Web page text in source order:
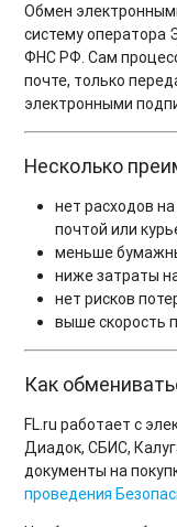
Обмен
систему оператора
ФНС РФ. Сам
почте, только
электронными
Несколько
нет расходов
почтой или
меньше
ниже затраты
нет рисков
выше скорость
Как
FL.ru работает с
Диадок, СБИС,
документы на
проведения